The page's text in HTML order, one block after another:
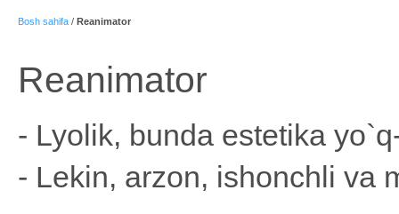
Bosh sahifa / Reanimator
Reanimator
- Lyolik, bunda estetika
- Lekin, arzon, ishonchli va